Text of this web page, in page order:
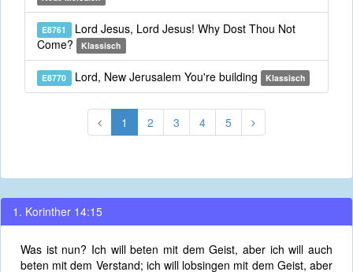
E8761 Lord Jesus, Lord Jesus! Why Dost Thou Not
Come?
Klassisch
E8770 Lord, New Jerusalem You're building Klassisch
1 2 3 4 5
1. Korinther 14:15
Was ist nun? Ich will beten mit dem Geist, aber ich will auch
beten mit dem Verstand; ich will lobsingen mit dem Geist, aber